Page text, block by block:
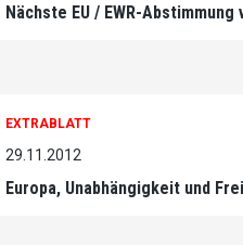
Nächste EU / EWR-Abstimmung
EXTRABLATT
29.11.2012
Europa, Unabhängigkeit und